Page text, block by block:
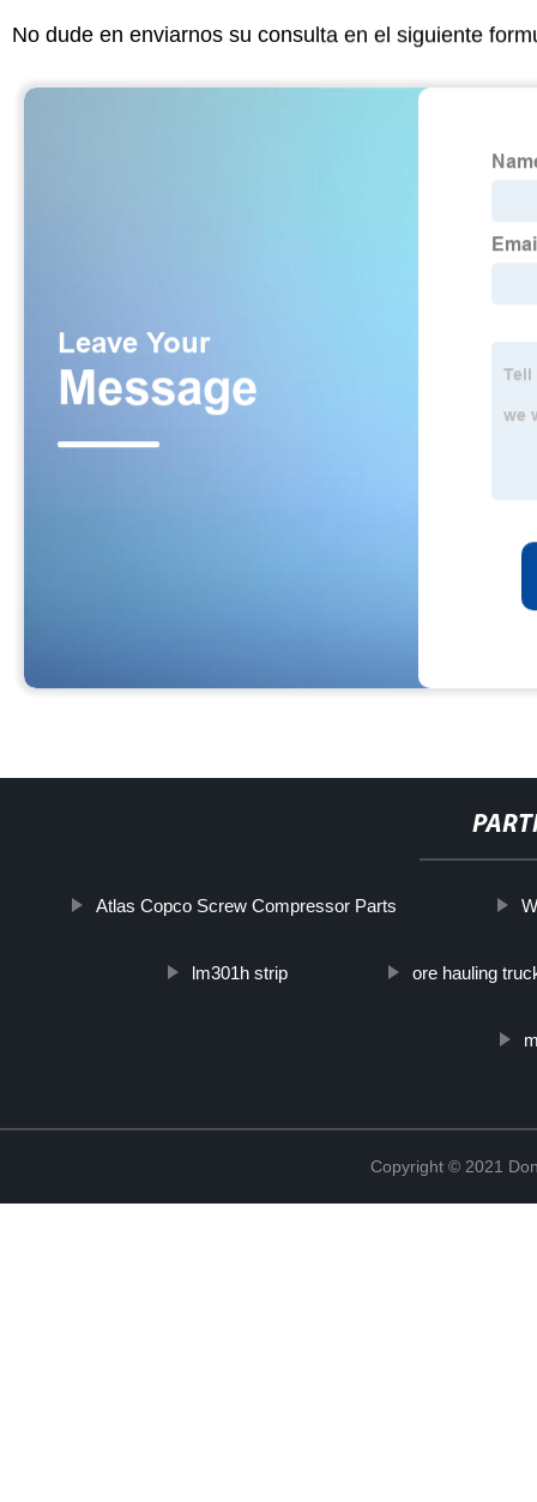
No dude en enviarnos su consulta en el siguiente
Atlas Copco Screw Compressor Parts
lm301h strip ore hauling
Copyright © 2021